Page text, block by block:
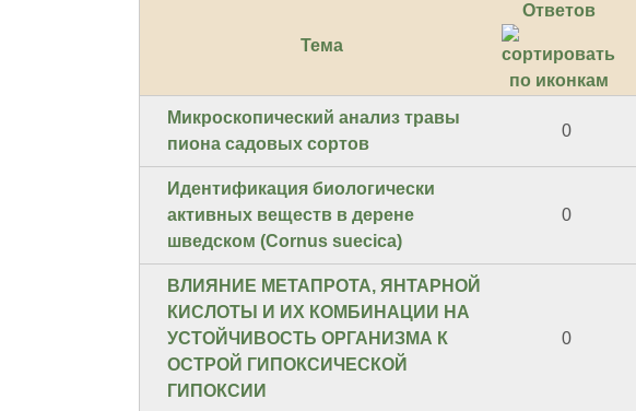
Тема
Ответов
Микроскопический анализ травы
пиона садовых сортов
0
Идентификация биологически
активных веществ в дерене
шведском (Cornus suecica)
0
ВЛИЯНИЕ МЕТАПРОТА, ЯНТАРНОЙ
КИСЛОТЫ И ИХ КОМБИНАЦИИ НА
УСТОЙЧИВОСТЬ ОРГАНИЗМА К
ОСТРОЙ ГИПОКСИЧЕСКОЙ
ГИПОКСИИ
0